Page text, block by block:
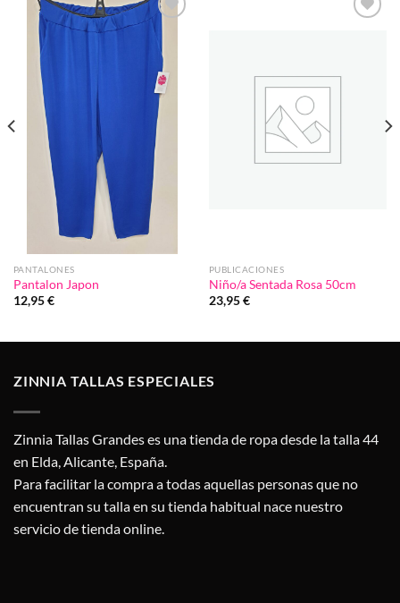
Añadir
lista de
deseos
PANTALONES
Pantalon Japon
12,95€
PUBLICACIONES
Niño/a Sentada Rosa 50cm
23,95€
ZINNIA TALLAS ESPECIALES
Zinnia Tallas Grandes es una tienda de ropa desde la talla 44
en Elda, Alicante, España.
Para facilitar la compra a todas aquellas personas que no
encuentran su talla en su tienda habitual nace nuestro
servicio de tienda online.